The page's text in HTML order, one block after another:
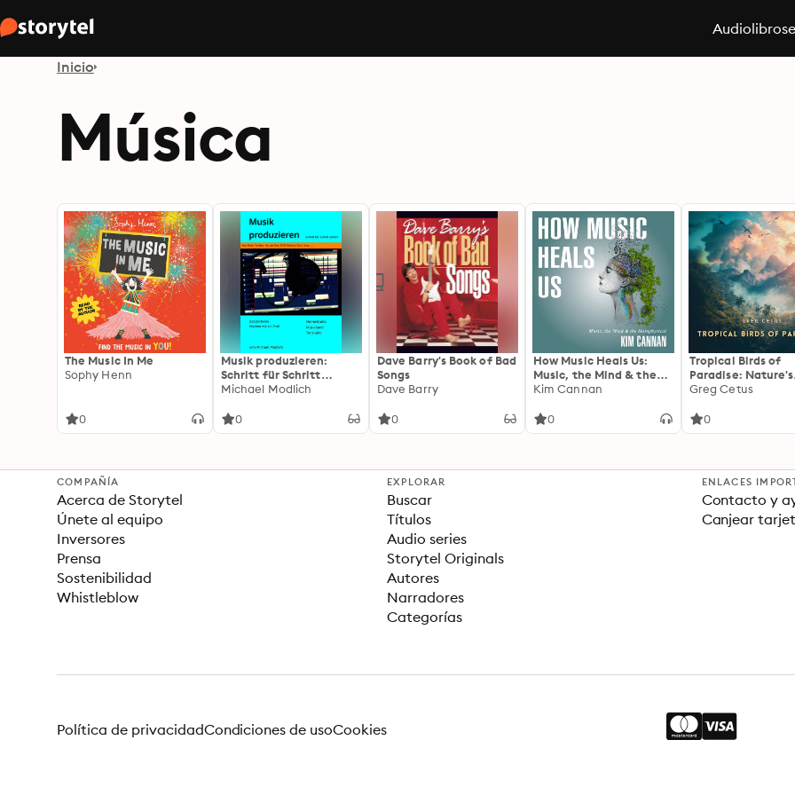
Audiolibros
Inicio
Música
The Music In Me
Sophy Henn
0
Musik produzieren:
Schritt für Schritt
erklärt - Spezialthema
Homestudio Musikband
Michael Modlich
0
Dave Barry's Book of Bad
Songs
Dave Barry
0
How Music Heals Us:
Music, the Mind & the
Metaphysical
Kim Cannan
0
Tropical Birds of
Paradise: Nature's
Soundtrack for
Greg Cetus
0
COMPAÑÍA
Acerca de Storytel
Únete al equipo
Inversores
Prensa
Sostenibilidad
Whistleblow
EXPLORAR
Buscar
Títulos
Audio series
Storytel Originals
Autores
Narradores
Categorías
ENLACES
Contacto y
Canjear
Política de privacidadCondiciones de usoCookies